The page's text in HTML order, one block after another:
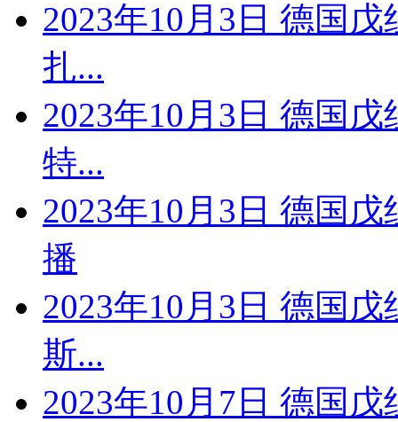
2023年10月3日 德国
扎...
2023年10月3日 德国
特...
2023年10月3日 德国
播
2023年10月3日 德国
斯...
2023年10月7日 德国